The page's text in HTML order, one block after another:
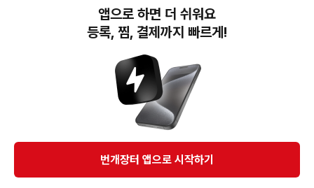
스백 토트백 숄더백 청라
중고명품 25010
발리브리프케이스 발리가
죽서류가방
번개장터(주) 사업자정보, 이용약관 및 기타 법적고지
번개장터㈜는 통신판매중개자이며, 통신판매의 당사자가 아닙니다. 전자상거래 등에서의
소비자보호에 관한 법률 등 관련 법령 및 번개장터㈜의 약관에 따라 상품, 상품정보, 거래에 관한 책임은
개별 판매자에게 귀속하고, 번개장터㈜는 원칙적으로 회원간 거래에 대하여 책임을 지지 않습니다.
다만, 번개장터㈜가 직접 판매하는 상품에 대한 책임은 번개장터㈜에게 귀속합니다.
앱으로 하면 더 쉬워요
등록, 찜, 결제까지 빠르게!
번개장터 앱으로 시작하기